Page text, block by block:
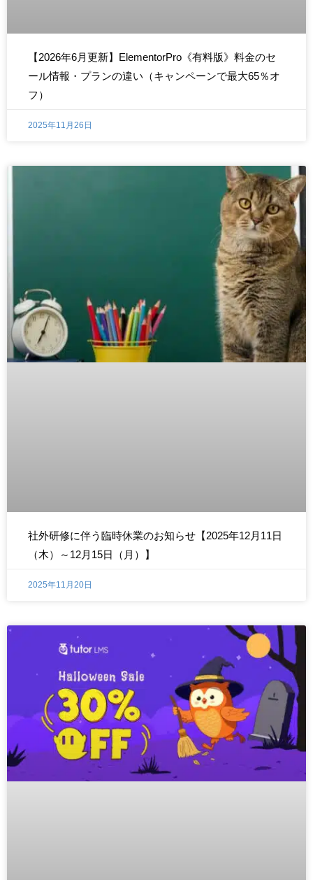
【2026年6月更新】ElementorPro《有料版》料金のセ
ール情報・プランの違い（キャンペーンで最大65％オ
フ）
2025年11月26日
社外研修に伴う臨時休業のお知らせ【2025年12月11日
（木）～12月15日（月）】
2025年11月20日